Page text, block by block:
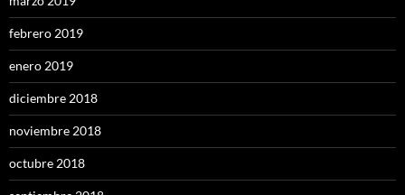
febrero 2019
enero 2019
diciembre 2018
noviembre 2018
octubre 2018